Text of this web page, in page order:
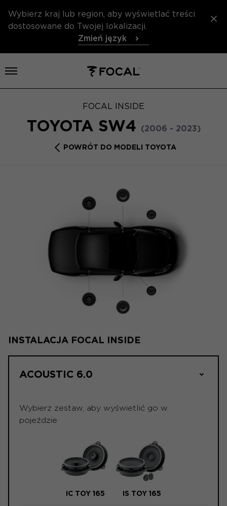
Wybierz kraj lub region, aby wyświetlać treści
dostosowane do Twojej lokalizacji.
Zmień język
Otwórz menu
FOCAL INSIDE
TOYOTA SW4 (2006 - 2023)
POWRÓT DO MODELI TOYOTA
INSTALACJA FOCAL INSIDE
ACOUSTIC 6.0
Wybierz zestaw, aby wyświetlić go w
pojeździe
IC TOY 165 IS TOY 165